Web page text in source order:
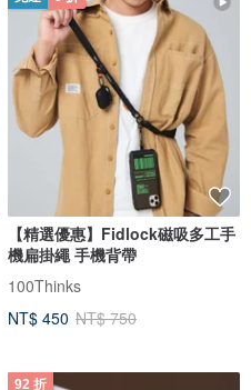
【精選優惠】Fidlock磁吸多工手
機扁掛繩 手機背帶
100Thinks
NT$ 450 NT$ 750
92 折